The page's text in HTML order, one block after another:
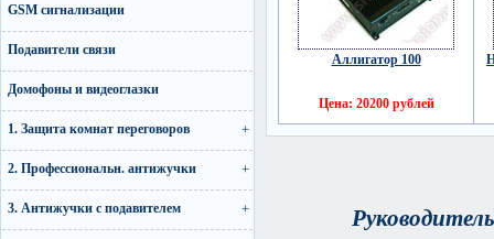
GSM сигнализации
Подавители связи
Домофоны и видеоглазки
1. Защита комнат переговоров
2. Профессиональн. антижучки
3. Антижучки с подавителем
Аллигатор 100
Цена: 20200 рублей